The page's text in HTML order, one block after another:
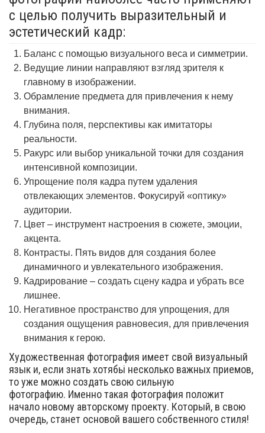
с целью получить выразительный и
эстетический кадр:
Баланс с помощью визуального веса и симметрии.
Ведущие линии направляют взгляд зрителя к
главному в изображении.
Обрамление предмета для привлечения к нему
внимания.
Глубина поля, перспективы как имитаторы
реальности.
Ракурс или выбор уникальной точки для создания
интенсивной композиции.
Упрощение поля кадра путем удаления
отвлекающих элементов. Фокусируй «оптику»
аудитории.
Цвет – инструмент настроения в сюжете, эмоции,
акцента.
Контрасты. Пять видов для создания более
динамичного и увлекательного изображения.
Кадрирование – создать сцену кадра и убрать все
лишнее.
Негативное пространство для упрощения, для
создания ощущения равновесия, для привлечения
внимания к герою.
Художественная фотография имеет свой визуальный
язык и, если знать хотябьі несколько важных приемов,
то уже можно создать свою сильную
фотографию. Именно такая фотография положит
начало новому авторскому проекту. Который, в свою
очередь, станет основой вашего собственного стиля!